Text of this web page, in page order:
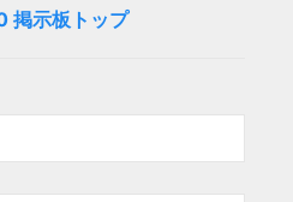
掲示板トップ